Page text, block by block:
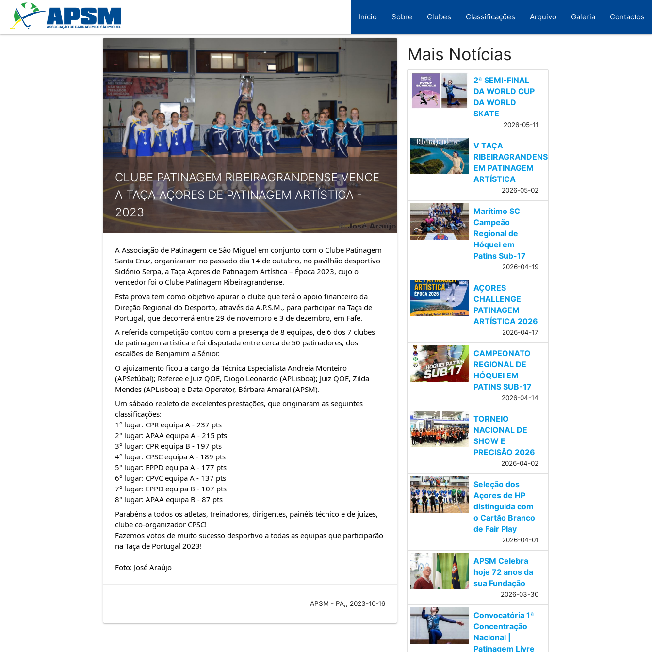
Início Sobre Clubes Classificações Arquivo Galeria Contactos
CLUBE PATINAGEM RIBEIRAGRANDENSE VENCE
A TAÇA AÇORES DE PATINAGEM ARTÍSTICA -
2023
A Associação de Patinagem de São Miguel em conjunto com o Clube Patinagem
Santa Cruz, organizaram no passado dia 14 de outubro, no pavilhão desportivo
Sidónio Serpa, a Taça Açores de Patinagem Artística – Época 2023, cujo o
vencedor foi o Clube Patinagem Ribeiragrandense.
Esta prova tem como objetivo apurar o clube que terá o apoio financeiro da
Direção Regional do Desporto, através da A.P.S.M., para participar na Taça de
Portugal, que decorrerá entre 29 de novembro e 3 de dezembro, em Fafe.
A referida competição contou com a presença de 8 equipas, de 6 dos 7 clubes
de patinagem artística e foi disputada entre cerca de 50 patinadores, dos
escalões de Benjamim a Sénior.
O ajuizamento ficou a cargo da Técnica Especialista Andreia Monteiro
(APSetúbal); Referee e Juiz QOE, Diogo Leonardo (APLisboa); Juiz QOE, Zilda
Mendes (APLisboa) e Data Operator, Bárbara Amaral (APSM).
Um sábado repleto de excelentes prestações, que originaram as seguintes
classificações:
1° lugar: CPR equipa A - 237 pts
2° lugar: APAA equipa A - 215 pts
3° lugar: CPR equipa B - 197 pts
4° lugar: CPSC equipa A - 189 pts
5° lugar: EPPD equipa A - 177 pts
6° lugar: CPVC equipa A - 137 pts
7° lugar: EPPD equipa B - 107 pts
8° lugar: APAA equipa B - 87 pts
Parabéns a todos os atletas, treinadores, dirigentes, painéis técnico e de juízes,
clube co-organizador CPSC!
Fazemos votos de muito sucesso desportivo a todas as equipas que participarão
na Taça de Portugal 2023!
Foto: José Araújo
APSM - PA,, 2023-10-16
Mais Notícias
2ª SEMI-FINAL
DA WORLD CUP
DA WORLD
SKATE
2026-05-11
V TAÇA
RIBEIRAGRANDENSE
EM PATINAGEM
ARTÍSTICA
2026-05-02
Marítimo SC
Campeão
Regional de
Hóquei em
Patins Sub-17
2026-04-19
AÇORES
CHALLENGE
PATINAGEM
ARTÍSTICA 2026
2026-04-17
CAMPEONATO
REGIONAL DE
HÓQUEI EM
PATINS SUB-17
2026-04-14
TORNEIO
NACIONAL DE
SHOW E
PRECISÃO 2026
2026-04-02
Seleção dos
Açores de HP
distinguida com
o Cartão Branco
de Fair Play
2026-04-01
APSM Celebra
hoje 72 anos da
sua Fundação
2026-03-30
Convocatória 1ª
Concentração
Nacional |
Patinagem Livre